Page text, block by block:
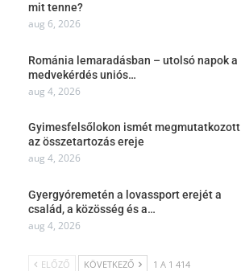
mit tenne?
aug 6, 2026
Románia lemaradásban – utolsó napok a
medvekérdés uniós…
aug 4, 2026
Gyimesfelsőlokon ismét megmutatkozott
az összetartozás ereje
aug 4, 2026
Gyergyóremetén a lovassport erejét a
család, a közösség és a…
aug 4, 2026
ELŐZŐ KÖVETKEZŐ 1 A 1 414